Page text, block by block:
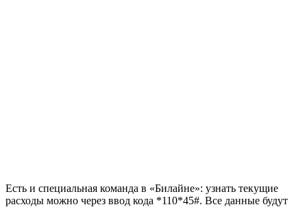
Есть и специальная команда в «Билайне»: узнать текущие
расходы можно через ввод кода *110*45#. Все данные будут